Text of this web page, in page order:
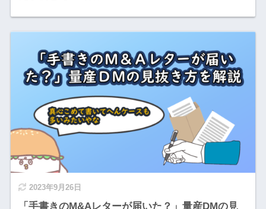
2023年9月26日
「手書きのM&Aレターが届いた？」量産DMの見